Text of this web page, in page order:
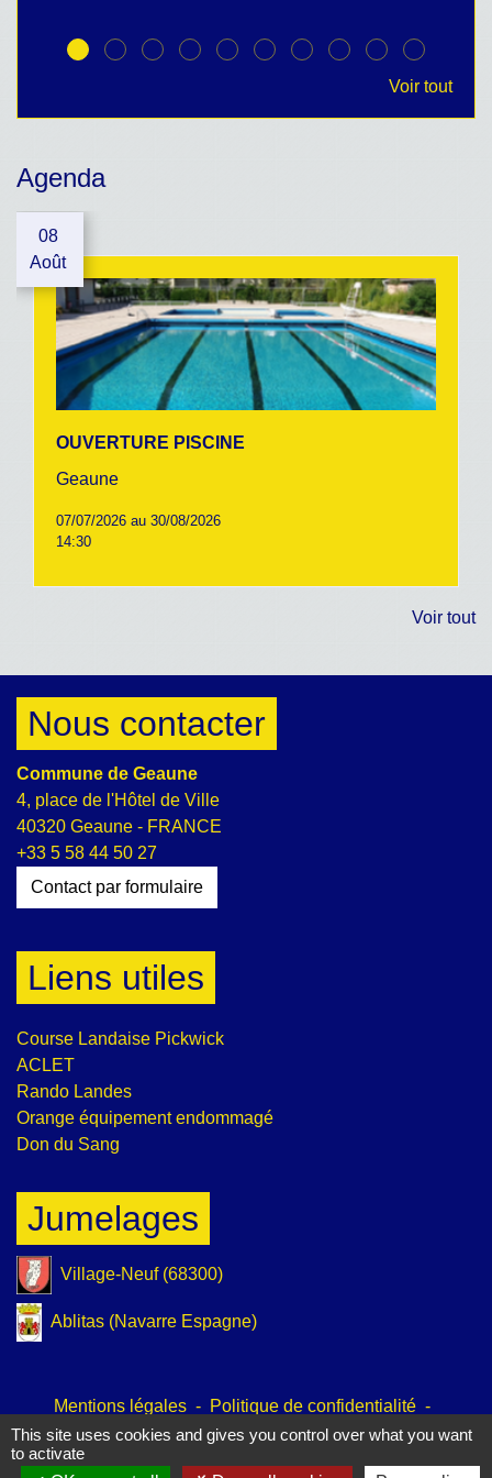
Voir tout
Agenda
08
Août
OUVERTURE PISCINE
Geaune
07/07/2026 au 30/08/2026
14:30
Voir tout
Nous contacter
Commune de Geaune
4, place de l'Hôtel de Ville
40320 Geaune - FRANCE
+33 5 58 44 50 27
Contact par formulaire
Liens utiles
Course Landaise Pickwick
ACLET
Rando Landes
Orange équipement endommagé
Don du Sang
Jumelages
Village-Neuf (68300)
Ablitas (Navarre Espagne)
Mentions légales - Politique de confidentialité -
Accessibilité - Plan du site - Gestion des cookies
This site uses cookies and gives you control over what you want
to activate